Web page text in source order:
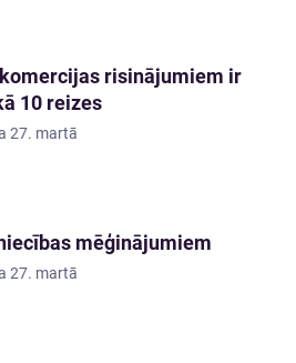
risinājumiem ir
10 reizes
27. martā
mēģinājumiem
27. martā